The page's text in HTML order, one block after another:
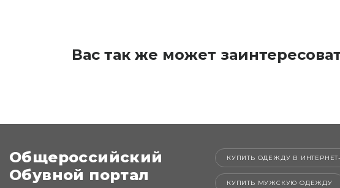
Вас так же может
Общероссийский
Обувной портал
КУПИТЬ ОДЕЖДУ В
КУПИТЬ МУЖСКУЮ ОДЕЖДУ